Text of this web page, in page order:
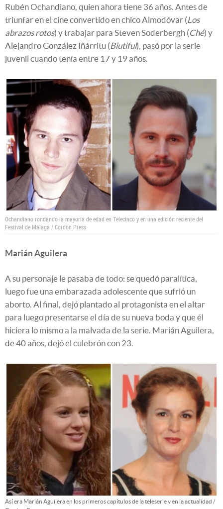
Rubén Ochandiano, quien ahora tiene 36 años. Antes de
triunfar en el cine convertido en chico Almodóvar (Los
abrazos rotos) y trabajar para Steven Soderbergh (Ché) y
Alejandro González Iñárritu (Biutiful), pasó por la serie
juvenil cuando tenía entre 17 y 19 años.
Ochandiano rondando la mayoría de edad en Telecinco y en una edición reciente del
Festival de Málaga / Cordon Press
Marián Aguilera
A su personaje le pasaba de todo: se quedó paralítica,
luego fue una embarazada adolescente que sufrió un
aborto. Al final, dejó plantado al protagonista en el altar
para luego presentarse el día de su nueva boda y que él
hiciera lo mismo a la malvada de la serie. Marián Aguilera,
de 40 años, dejó el culebrón con 23.
Así era Marián Aguilera en los primeros capítulos de la teleserie y en la actualidad /